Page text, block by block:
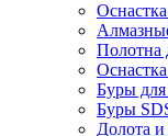
Полотна
Буры для
Буры
Долота